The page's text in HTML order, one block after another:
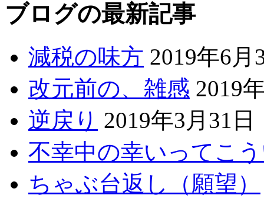
ブログの最新記事
減税の味方 2019年6月
改元前の、雑感 2019
逆戻り 2019年3月31日
不幸中の幸いってこ
ちゃぶ台返し（願望）